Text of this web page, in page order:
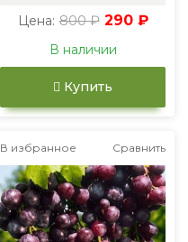
Цена: 800 ₽ 290 ₽
В наличии
Купить
В избранное Сравнить